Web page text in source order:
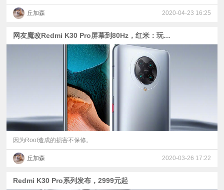
丘加森 2020-04-23 16:25
网友魔改Redmi K30 Pro屏幕到80Hz，红米：玩坏了不保修
因为Root造成的损害不保修。
丘加森 2020-03-26 17:22
Redmi K30 Pro系列发布，2999元起